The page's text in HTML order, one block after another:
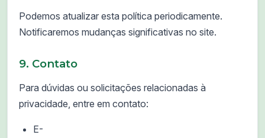
Podemos atualizar esta política periodicamente.
Notificaremos mudanças significativas no site.
9. Contato
Para dúvidas ou solicitações relacionadas à
privacidade, entre em contato:
E-